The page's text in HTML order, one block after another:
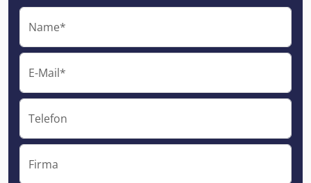
Name*
E-Mail*
Telefon
Firma